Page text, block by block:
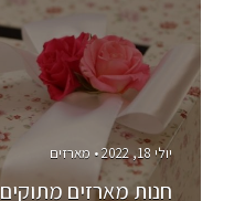
יולי 18, 2022 • מארזים
חנות מארזים מתוקים